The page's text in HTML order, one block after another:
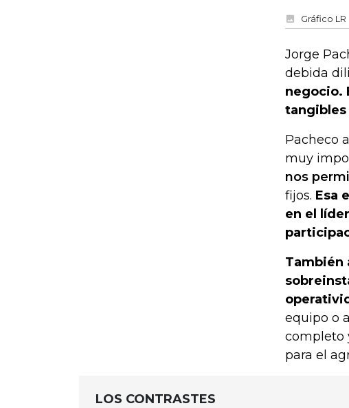
Gráfico LR
Jorge
debida
negocio.
tangibles
Pacheco
muy
nos
fijos. Esa
en el
También
equipo o
completo
para el
LOS CONTRASTES